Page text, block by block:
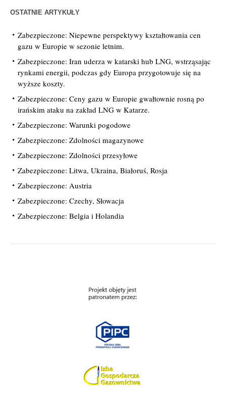
OSTATNIE ARTYKUŁY
Zabezpieczone: Niepewne perspektywy kształtowania cen
gazu w Europie w sezonie letnim.
Zabezpieczone: Iran uderza w katarski hub LNG, wstrząsając
rynkami energii, podczas gdy Europa przygotowuje się na
wyższe koszty.
Zabezpieczone: Ceny gazu w Europie gwałtownie rosną po
irańskim ataku na zakład LNG w Katarze.
Zabezpieczone: Warunki pogodowe
Zabezpieczone: Zdolności magazynowe
Zabezpieczone: Zdolności przesyłowe
Zabezpieczone: Litwa, Ukraina, Białoruś, Rosja
Zabezpieczone: Austria
Zabezpieczone: Czechy, Słowacja
Zabezpieczone: Belgia i Holandia